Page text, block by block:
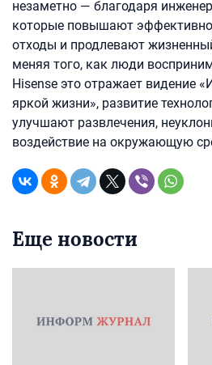
незаметно — благодаря
которые повышают
отходы и продлевают
меняя того, как люди
Hisense это отражает видение
яркой жизни», развитие
улучшают развлечения,
воздействие на окружающую
Еще новости